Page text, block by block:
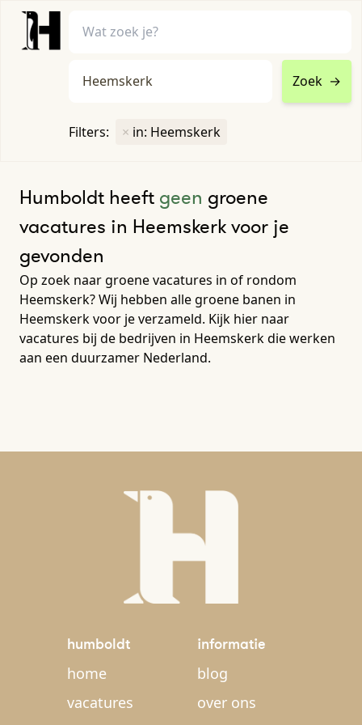
Zoek →
Filters: × in: Heemskerk
Humboldt heeft geen groene
vacatures in Heemskerk voor je
gevonden
Op zoek naar groene vacatures in of rondom
Heemskerk? Wij hebben alle groene banen in
Heemskerk voor je verzameld. Kijk hier naar
vacatures bij de bedrijven in Heemskerk die werken
aan een duurzamer Nederland.
humboldt
home
vacatures
informatie
blog
over ons